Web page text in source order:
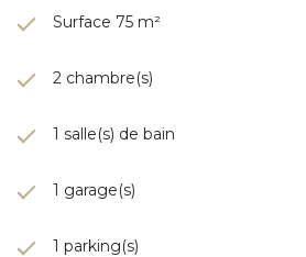
Surface 75 m²
2 chambre(s)
1 salle(s) de bain
1 garage(s)
1 parking(s)